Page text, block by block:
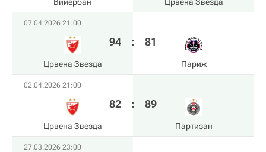
07.04.2026 21:00
Црвена Звезда
94 : 81
Париж
02.04.2026 21:00
Црвена Звезда
82 : 89
Партизан
27.03.2026 23:00